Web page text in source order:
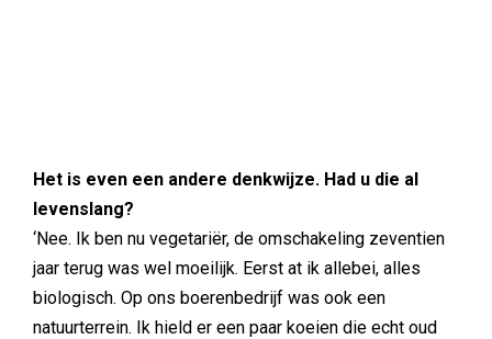
Het is even een andere denkwijze. Had u die al
levenslang?
‘Nee. Ik ben nu vegetariër, de omschakeling zeventien
jaar terug was wel moeilijk. Eerst at ik allebei, alles
biologisch. Op ons boerenbedrijf was ook een
natuurterrein. Ik hield er een paar koeien die echt oud